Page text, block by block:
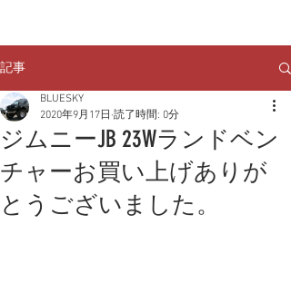
記事
ジムニーJB 23Wランドベン
チャーお買い上げありが
とうございました。
BLUESKY
2020年9月17日 読了時間: 0分